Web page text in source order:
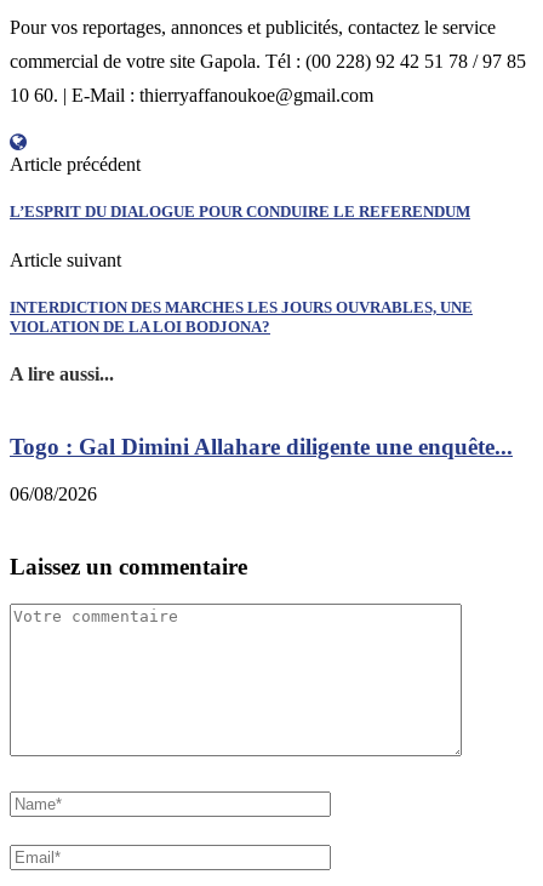
Pour vos reportages, annonces et publicités, contactez le service
commercial de votre site Gapola. Tél : (00 228) 92 42 51 78 / 97 85
10 60. | E-Mail : thierryaffanoukoe@gmail.com
Article précédent
L’ESPRIT DU DIALOGUE POUR CONDUIRE LE REFERENDUM
Article suivant
INTERDICTION DES MARCHES LES JOURS OUVRABLES, UNE
VIOLATION DE LA LOI BODJONA?
A lire aussi...
Togo : Gal Dimini Allahare diligente une enquête...
06/08/2026
Laissez un commentaire